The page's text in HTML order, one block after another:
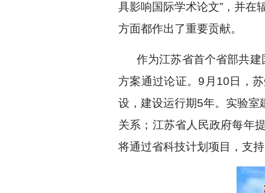
具影响国际学术论文”，并在
方面都作出了重要贡献。
作为江苏省首个省部共建
方案通过论证。 9 月 10 日，
设，建设运行期5年。实验室
关系；江苏省人民政府每年
将通过省科技计划项目，支